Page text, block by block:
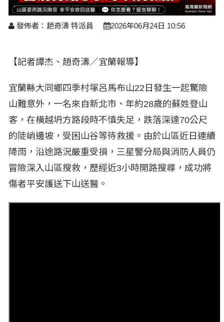
財經稅務
房產理財
全國運動會
宜蘭綠色博覽會
運動賽事
發佈者：趙奇濤 特派員 2026年06月24日 10:56
【記者譚杰、趙奇濤／宜蘭報導】
宜蘭縣大同鄉四季村塚呂馬布山22日發生一起驚險
山難意外，一名來自新北市、年約28歲的蘇姓登山
客，在橫越坍方路段時不慎失足，跌落深達70公尺
的陡峭邊坡，受困山谷等待救援。由於山區近日連續
降雨，沿途路況嚴重受損，三星警分局與消防人員仍
冒險深入山區搜救，歷經近3小時開路搜尋，成功將
傷者平安護送下山送醫。